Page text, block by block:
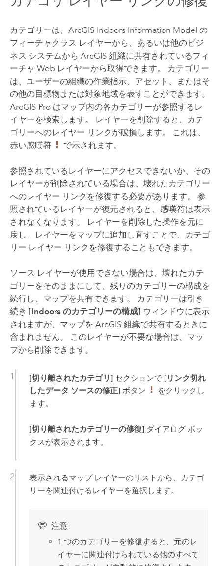
カテゴリーは、 ArcGIS Indoors Information Model の
フィーチャクラス レイヤーから、あるいは他のビジ
ネス システムから ArcGIS 組織に共有されているフィ
ーチャ Web レイヤーから取得できます。 カテゴリー
は、ユーザーの組織の作業指示、アセット、またはそ
の他の目標物または対象地域を表すことができます。
ArcGIS Proはマップ内の各カテゴリーが参照するレ
イヤーを検索します。 レイヤーを削除すると、カテ
ゴリーへのレイヤー リンクが破損します。 これは、
赤い感嘆符
で示されます。
参照されているレイヤーにアクセスできないか、その
レイヤーが削除されている場合は、壊れたカテゴリー
へのレイヤー リンクを修復する必要があります。 参
照されているレイヤーが復元されると、感嘆符は表示
されなくなります。 レイヤーを削除した操作を元に
戻し、レイヤーをマップに追加し直すことで、カテゴ
リー レイヤー リンクを修復することもできます。
ソース レイヤーが使用できない場合は、壊れたカテ
ゴリーをそのままにして、残りのカテゴリーの構成を
続行し、マップを共有できます。 カテゴリーは引き
続き [Indoors のカテゴリーの構成] ウィンドウに表示
されますが、マップを ArcGIS 組織で共有するときに
含まれません。 このレイヤーが不要な場合は、マッ
プから削除できます。
[切り離されたカテゴリ]セクションで [リンク切れ
したデータ ソースの修正]ボタン
をクリックし
ます。
[切り離されたカテゴリーの修復]ダイアログ ボッ
クスが表示されます。
表示されるマップ レイヤーのリストから、カテゴ
リーを関連付けるレイヤーを選択します。
注意:
1 つのカテゴリーを修復すると、元のレ
イヤーに関連付けられている他のすべて